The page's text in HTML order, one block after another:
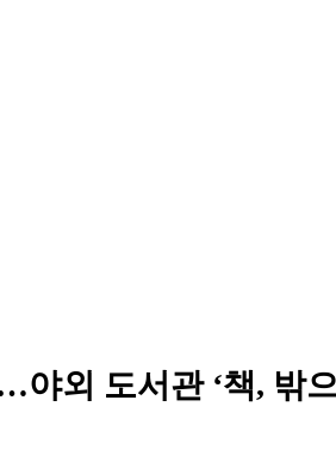
야외 도서관 ‘책, 밖